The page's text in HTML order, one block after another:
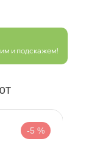
и подскажем!
-5 %